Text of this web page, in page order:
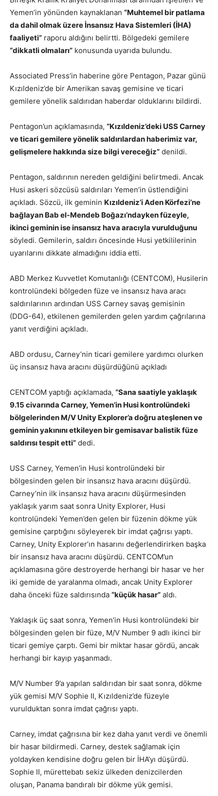
Yemen’in yönünden kaynaklanan “Muhtemel bir patlama
da dahil olmak üzere İnsansız Hava Sistemleri (İHA)
faaliyeti” raporu aldığını belirtti. Bölgedeki gemilere
“dikkatli olmaları” konusunda uyarıda bulundu.
Associated Press’in haberine göre Pentagon, Pazar günü
Kızıldeniz’de bir Amerikan savaş gemisine ve ticari
gemilere yönelik saldırıdan haberdar olduklarını bildirdi.
Pentagon’un açıklamasında, “Kızıldeniz’deki USS Carney
ve ticari gemilere yönelik saldırılardan haberimiz var,
gelişmelere hakkında size bilgi vereceğiz” denildi.
Pentagon, saldırının nereden geldiğini belirtmedi. Ancak
Husi askeri sözcüsü saldırıları Yemen’in üstlendiğini
açıkladı. Sözcü, ilk geminin Kızıldeniz’i Aden Körfezi’ne
bağlayan Bab el-Mendeb Boğazı’ndayken füzeyle,
ikinci geminin ise insansız hava aracıyla vurulduğunu
söyledi. Gemilerin, saldırı öncesinde Husi yetkililerinin
uyarılarını dikkate almadığını iddia etti.
ABD Merkez Kuvvetlet Komutanlığı (CENTCOM), Husilerin
kontrolündeki bölgeden füze ve insansız hava aracı
saldırılarının ardından USS Carney savaş gemisinin
(DDG-64), etkilenen gemilerden gelen yardım çağrılarına
yanıt verdiğini açıkladı.
ABD ordusu, Carney’nin ticari gemilere yardımcı olurken
üç insansız hava aracını düşürdüğünü açıkladı
CENTCOM yaptığı açıklamada, “Sana saatiyle yaklaşık
9.15 civarında Carney, Yemen’in Husi kontrolündeki
bölgelerinden M/V Unity Explorer’a doğru ateşlenen ve
geminin yakınını etkileyen bir gemisavar balistik füze
saldırısı tespit etti” dedi.
USS Carney, Yemen’in Husi kontrolündeki bir
bölgesinden gelen bir insansız hava aracını düşürdü.
Carney’nin ilk insansız hava aracını düşürmesinden
yaklaşık yarım saat sonra Unity Explorer, Husi
kontrolündeki Yemen’den gelen bir füzenin dökme yük
gemisine çarptığını söyleyerek bir imdat çağrısı yaptı.
Carney, Unity Explorer’ın hasarını değerlendirirken başka
bir insansız hava aracını düşürdü. CENTCOM’un
açıklamasına göre destroyerde herhangi bir hasar ve her
iki gemide de yaralanma olmadı, ancak Unity Explorer
daha önceki füze saldırısında “küçük hasar” aldı.
Yaklaşık üç saat sonra, Yemen’in Husi kontrolündeki bir
bölgesinden gelen bir füze, M/V Number 9 adlı ikinci bir
ticari gemiye çarptı. Gemi bir miktar hasar gördü, ancak
herhangi bir kayıp yaşanmadı.
M/V Number 9’a yapılan saldırıdan bir saat sonra, dökme
yük gemisi M/V Sophie II, Kızıldeniz’de füzeyle
vurulduktan sonra imdat çağrısı yaptı.
Carney, imdat çağrısına bir kez daha yanıt verdi ve önemli
bir hasar bildirmedi. Carney, destek sağlamak için
yoldayken kendisine doğru gelen bir İHA’yı düşürdü.
Sophie II, mürettebatı sekiz ülkeden denizcilerden
oluşan, Panama bandıralı bir dökme yük gemisi.